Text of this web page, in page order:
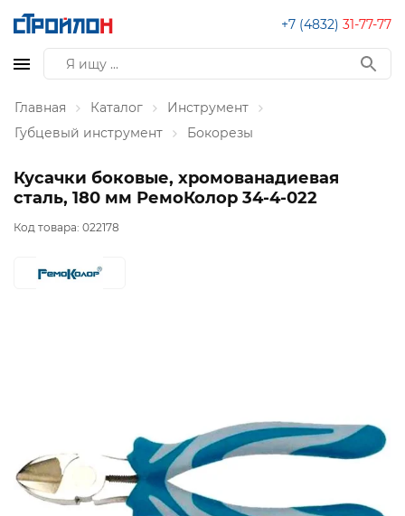
+7 (4832) 31-77-77
Главная Каталог
Инструмент
Губцевый инструмент
Бокорезы
Кусачки боковые, хромованадиевая
сталь, 180 мм РемоКолор 34-4-022
Код товара: 022178